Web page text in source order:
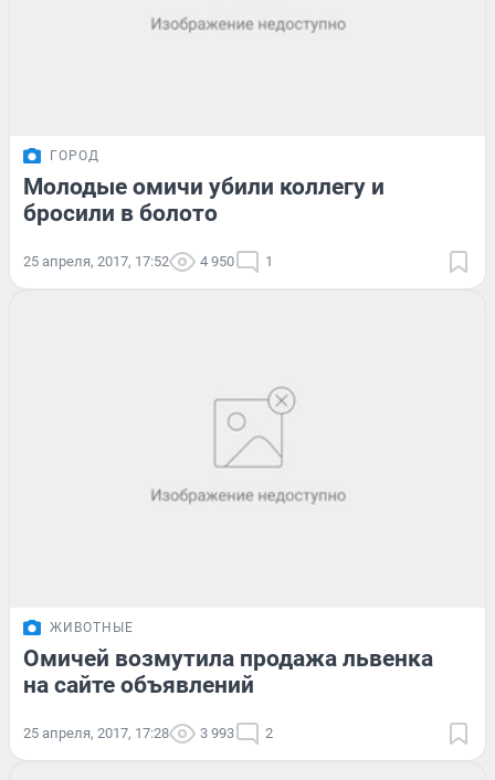
ГОРОД
Молодые омичи убили коллегу и
бросили в болото
25 апреля, 2017, 17:52 4 950 1
ЖИВОТНЫЕ
Омичей возмутила продажа львенка
на сайте объявлений
25 апреля, 2017, 17:28 3 993 2